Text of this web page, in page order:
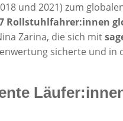
und 2021) zum
Rollstuhlfahrer:innen
Zarina, die sich mit
sicherte und in